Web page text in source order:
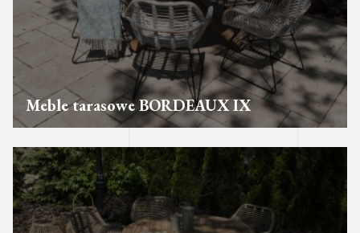
Meble tarasowe BORDEAUX IX